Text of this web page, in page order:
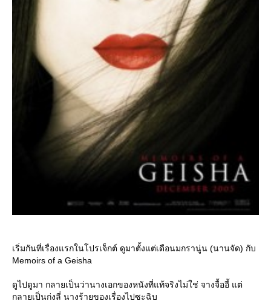
เริ่มกันที่เรื่องแรกในโปรเจ็กต์ ดูมาตั้งแต่เดือนมกรานู่น (นานจัด) กับ
Memoirs of a Geisha
ดูไปดูมา กลายเป็นว่านางเอกของหนังที่แท้จริงไม่ใช่ จางจื้ออี้ แต่
กลายเป็นก่งลี่ นางร้ายของเรื่องไปซะฉิบ